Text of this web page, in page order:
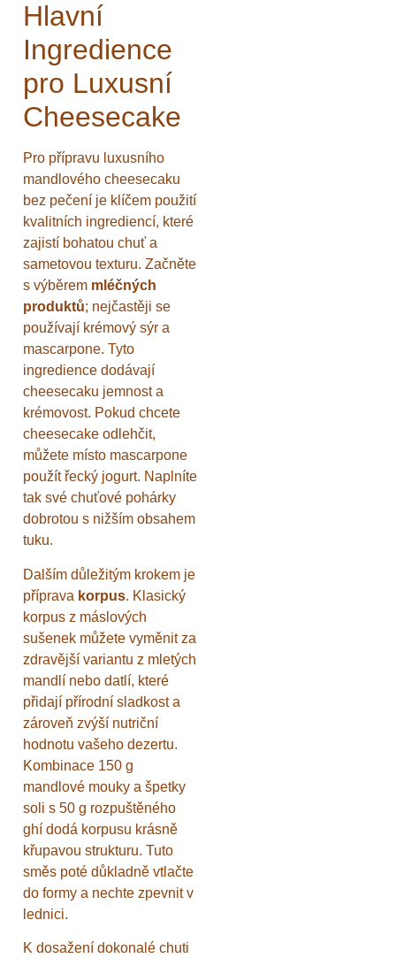
Hlavní
Ingredience
pro Luxusní
Cheesecake
Pro přípravu luxusního
mandlového cheesecaku
bez pečení je klíčem použití
kvalitních ingrediencí, které
zajistí bohatou chuť a
sametovou texturu. Začněte
s výběrem mléčných
produktů; nejčastěji se
používají krémový sýr a
mascarpone. Tyto
ingredience dodávají
cheesecaku jemnost a
krémovost. Pokud chcete
cheesecake odlehčit,
můžete místo mascarpone
použít řecký jogurt. Naplníte
tak své chuťové pohárky
dobrotou s nižším obsahem
tuku.
Dalším důležitým krokem je
příprava korpus. Klasický
korpus z máslových
sušenek můžete vyměnit za
zdravější variantu z mletých
mandlí nebo datlí, které
přidají přírodní sladkost a
zároveň zvýší nutriční
hodnotu vašeho dezertu.
Kombinace 150 g
mandlové mouky a špetky
soli s 50 g rozpuštěného
ghí dodá korpusu krásně
křupavou strukturu. Tuto
směs poté důkladně vtlačte
do formy a nechte zpevnit v
lednici.
K dosažení dokonalé chuti